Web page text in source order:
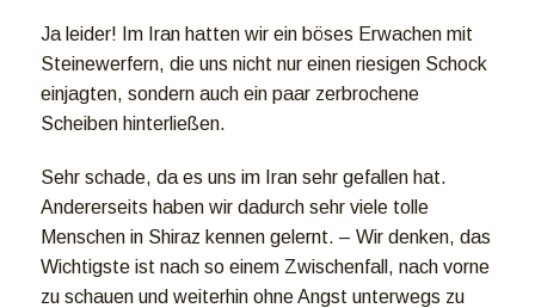
Ja leider! Im Iran hatten wir ein böses Erwachen mit
Steinewerfern, die uns nicht nur einen riesigen Schock
einjagten, sondern auch ein paar zerbrochene
Scheiben hinterließen.
Sehr schade, da es uns im Iran sehr gefallen hat.
Andererseits haben wir dadurch sehr viele tolle
Menschen in Shiraz kennen gelernt. – Wir denken, das
Wichtigste ist nach so einem Zwischenfall, nach vorne
zu schauen und weiterhin ohne Angst unterwegs zu